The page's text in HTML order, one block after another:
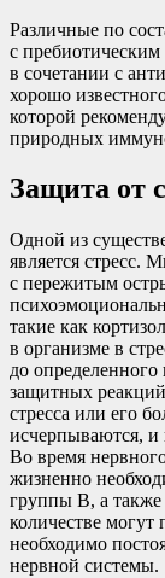
Различные по
с
в сочетании с
хорошо
которой
природных
Защита от
Одной из
является стресс.
с пережитым
такие как
в организме в
до определенного
защитных
стресса или его
исчерпываются,
Во время
жизненно
группы В, а
количестве могут
необходимо
нервной системы.